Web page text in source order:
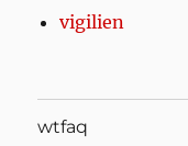
vigilien
wtfaq